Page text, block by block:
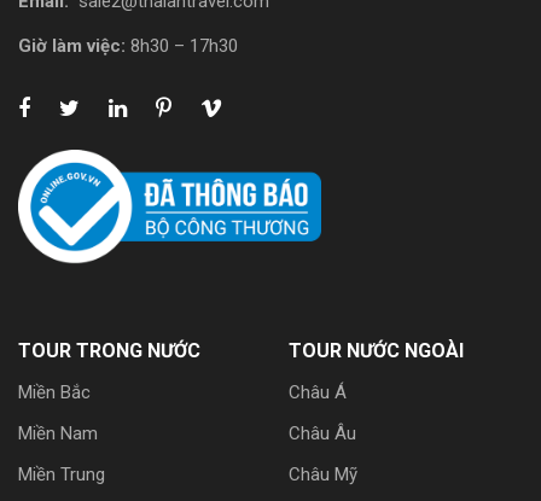
Giờ làm việc: 8h30 – 17h30
TOUR TRONG NƯỚC
Miền Bắc
Miền Nam
Miền Trung
TOUR NƯỚC NGOÀI
Châu Á
Châu Âu
Châu Mỹ